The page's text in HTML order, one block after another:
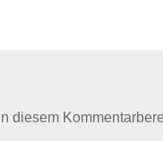
diesem